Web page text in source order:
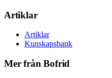
Artiklar
Artiklar
Kunskapsbank
Mer från Bofrid